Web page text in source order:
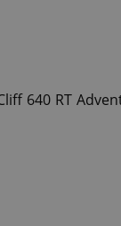
640 RT